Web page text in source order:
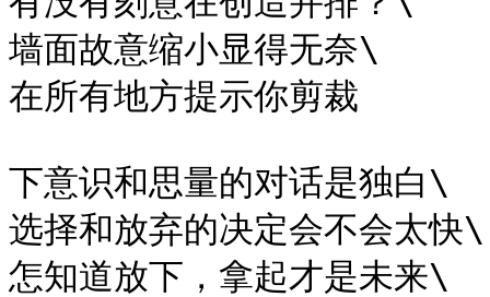
墙面故意缩小显得无奈\
在所有地方提示你剪裁
下意识和思量的对话是独白\
选择和放弃的决定会不会太快\
怎知道放下，拿起才是未来\